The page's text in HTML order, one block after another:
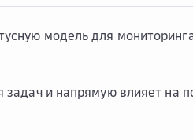
модель для
задач и напрямую влияет на